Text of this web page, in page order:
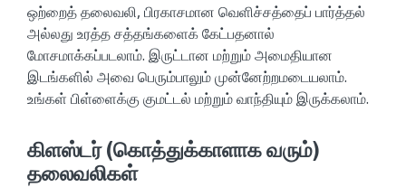
ஒற்றைத் தலைவலி, பிரகாசமான வெளிச்சத்தைப் பார்த்தல்
அல்லது உரத்த சத்தங்களைக் கேட்பதனால்
மோசமாக்கப்படலாம். இருட்டான மற்றும் அமைதியான
இடங்களில் அவை பெரும்பாலும் முன்னேற்றமடையலாம்.
உங்கள் பிள்ளைக்கு குமட்டல் மற்றும் வாந்தியும் இருக்கலாம்.
கிளஸ்டர் (கொத்துக்காளாக வரும்)
தலைவலிகள்